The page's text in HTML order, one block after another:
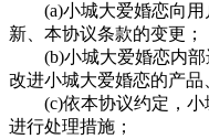
(a)小城大爱婚恋向用
新、本协议条款的变更；
(b)小城大爱婚恋内
改进小城大爱婚恋的产品
(c)依本协议约定， 小
进行处理措施；